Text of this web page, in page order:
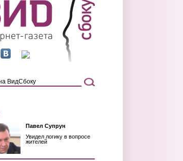
Павел Супрун
Увидел логику в вопросе
жителей